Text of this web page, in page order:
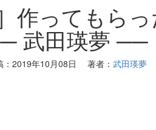
作ってもら
武田瑛夢 ──
2019年10月08日 著者： 武田瑛夢